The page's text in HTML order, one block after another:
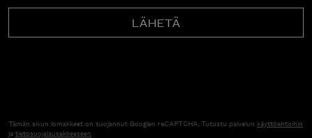
Tämän sivun lomakkeet on suojannut Googlen reCAPTCHA. Tutustu palvelun käyttöehtoihin
jatietosuojalausekkeeseen